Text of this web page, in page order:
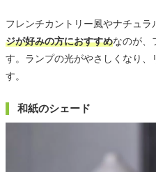
フレンチカントリー風やナチュラ
ジが好みの方におすすめなのが、
す。ランプの光がやさしくなり、
す。
和紙のシェード